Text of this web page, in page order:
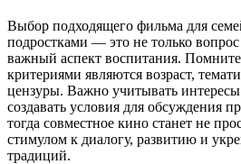
Выбор подходящего фильма для
подростками — это не только
важный аспект воспитания.
критериями являются возраст,
цензуры. Важно учитывать
создавать условия для обсуждения
тогда совместное кино станет не
стимулом к диалогу, развитию и
традиций.